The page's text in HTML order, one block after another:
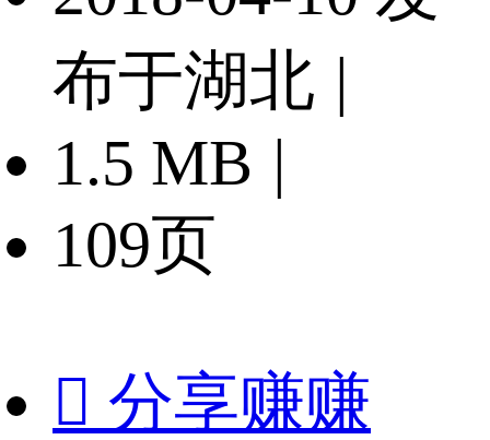
布于湖北 |
1.5 MB |
109页
 分享赚赚